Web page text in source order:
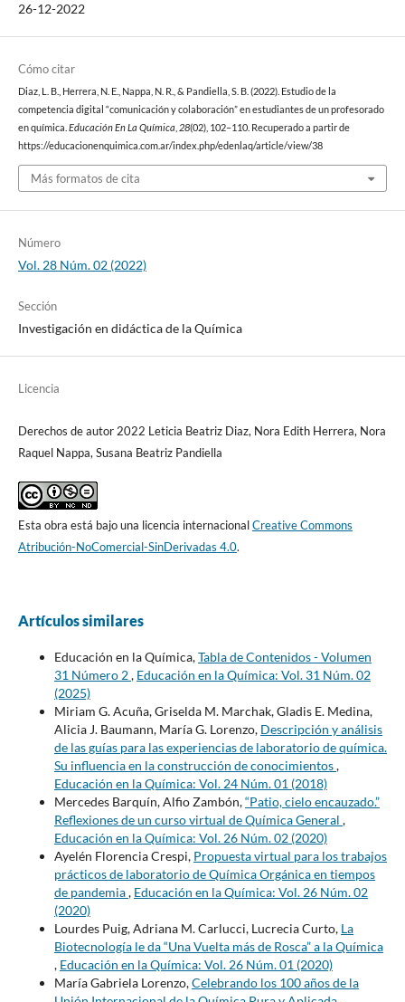
26-12-2022
Cómo citar
Diaz, L. B., Herrera, N. E., Nappa, N. R., & Pandiella, S. B. (2022). Estudio de la
competencia digital “comunicación y colaboración” en estudiantes de un profesorado
en química. Educación En La Química 28(02), 102–110. Recuperado a partir de
https://educacionenquimica.com.ar/index.php/edenlaq/article/view/38
Más formatos de cita
Número
Vol. 28 Núm. 02 (2022)
Sección
Investigación en didáctica de la Química
Licencia
Derechos de autor 2022 Leticia Beatriz Diaz, Nora Edith Herrera, Nora
Raquel Nappa, Susana Beatriz Pandiella
Esta obra está bajo una licencia internacionalCreative Commons
Atribución-NoComercial-SinDerivadas 4.0.
Artículos similares
Educación en la Química,Tabla de Contenidos - Volumen
31 Número 2, Educación en la Química: Vol. 31 Núm. 02
(2025)
Miriam G. Acuña, Griselda M. Marchak, Gladis E. Medina,
Alicia J. Baumann, María G. Lorenzo, Descripción y análisis
de las guías para las experiencias de laboratorio de química.
Su influencia en la construcción de conocimientos,
Educación en la Química: Vol. 24 Núm. 01 (2018)
Mercedes Barquín, Alfio Zambón,“Patio, cielo encauzado.”
Reflexiones de un curso virtual de Química General ,
Educación en la Química: Vol. 26 Núm. 02 (2020)
Ayelén Florencia Crespi, Propuesta virtual para los trabajos
prácticos de laboratorio de Química Orgánica en tiempos
de pandemia, Educación en la Química: Vol. 26 Núm. 02
(2020)
Lourdes Puig, Adriana M. Carlucci, Lucrecia Curto, La
Biotecnología le da “Una Vuelta más de Rosca” a la Química
, Educación en la Química: Vol. 26 Núm. 01 (2020)
María Gabriela Lorenzo,Celebrando los 100 años de la